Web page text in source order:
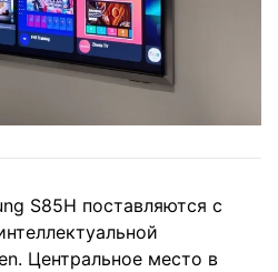
S85H поставляются с
Центральное место в